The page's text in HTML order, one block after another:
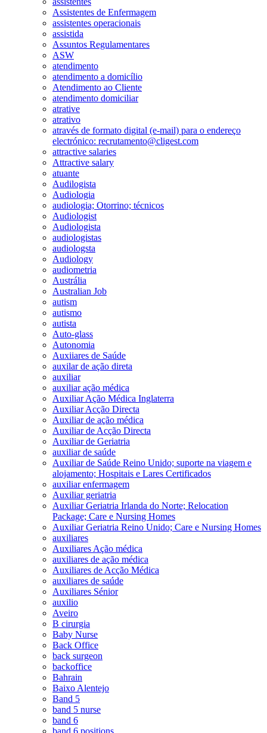
Assistentes de Enfermagem
assistentes operacionais
assistida
Assuntos Regulamentares
ASW
atendimento
atendimento a domicílio
Atendimento ao Cliente
atendimento domiciliar
atrative
atrativo
através de formato digital (e-mail) para o endereço
electrónico: recrutamento@cligest.com
attractive salaries
Attractive salary
atuante
Audilogista
Audiologia
audiologia; Otorrino; técnicos
Audiologist
Audiologista
audiologistas
audiologsta
Audiology
audiometria
Austrália
Australian Job
autism
autismo
autista
Auto-glass
Autonomia
Auxiiares de Saúde
auxilar de ação direta
auxiliar
auxiliar ação médica
Auxiliar Ação Médica Inglaterra
Auxiliar Acção Directa
Auxiliar de ação médica
Auxiliar de Acção Directa
Auxiliar de Geriatria
auxiliar de saúde
Auxiliar de Saúde Reino Unido; suporte na viagem e
alojamento; Hospitais e Lares Certificados
auxiliar enfermagem
Auxiliar geriatria
Auxiliar Geriatria Irlanda do Norte; Relocation
Package; Care e Nursing Homes
Auxiliar Geriatria Reino Unido; Care e Nursing Homes
auxiliares
Auxiliares Ação médica
auxiliares de ação médica
Auxiliares de Acção Médica
auxiliares de saúde
Auxiliares Sénior
auxilio
Aveiro
B cirurgia
Baby Nurse
Back Office
back surgeon
backoffice
Bahrain
Baixo Alentejo
Band 5
band 5 nurse
band 6
band 6 positions